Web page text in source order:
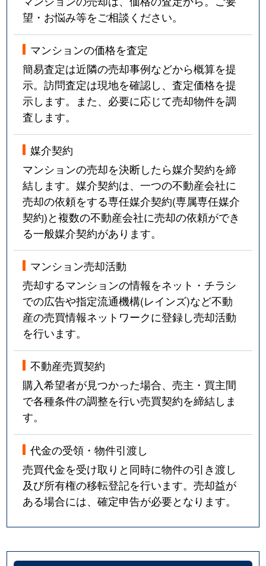
望・お悩み等をご相談ください。
マンションの価格を査定
簡易査定は近隣の売却事例などから概算を提
示。訪問査定は現地を確認し、査定価格を提
示します。また、必要に応じて売却物件を調
査します。
媒介契約
マンションの売却を決断したら媒介契約を締
結します。媒介契約は、一つの不動産会社に
売却の依頼をする専任媒介契約(専属専任媒介
契約)と複数の不動産会社に売却の依頼ができ
る一般媒介契約があります。
マンション売却活動
売却するマンションの情報をネット・チラシ
での広告や指定流通機構(レインズ)など不動
産の売買情報ネットワークに登録し売却活動
を行います。
不動産売買契約
購入希望者が見つかった場合、売主・買主間
で各種条件の調整を行い売買契約を締結しま
す。
代金の受領・物件引渡し
売買代金を受け取りと同時に物件の引き渡し
及び所有権の移転登記を行います。売却益が
ある場合には、確定申告が必要となります。